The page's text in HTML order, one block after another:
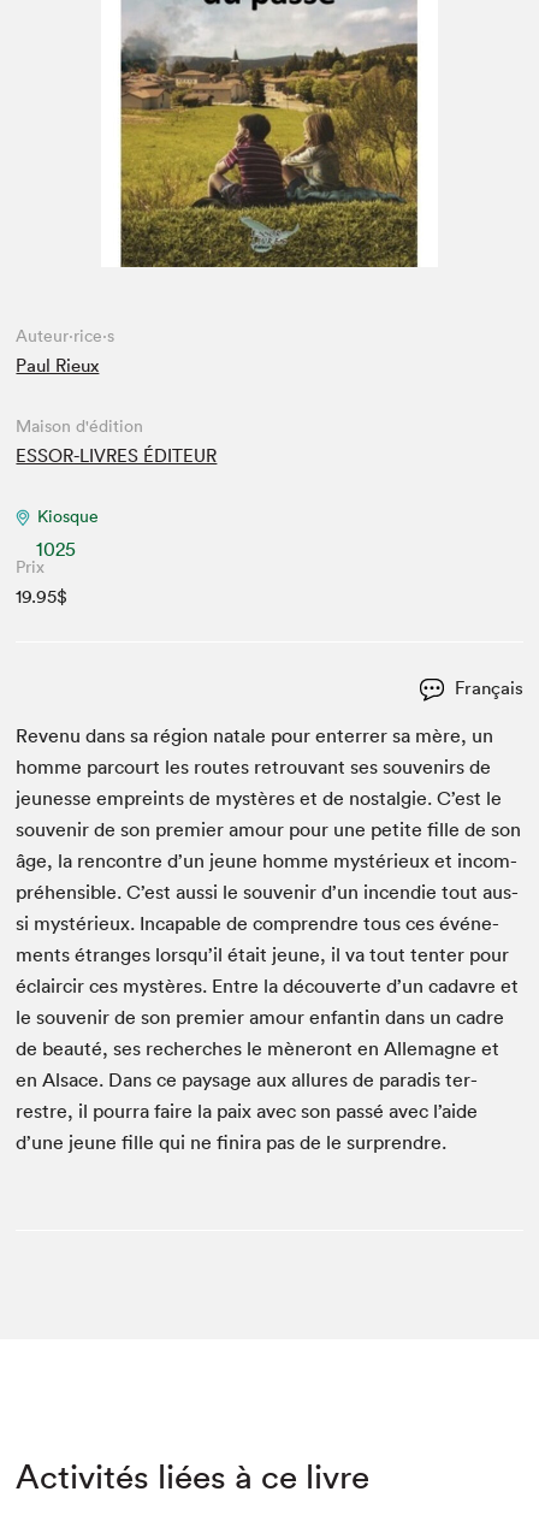
Espace enseignant·e·s
Espace pro
Auteur·rice·s
Paul Rieux
Maison d'édition
ESSOR-LIVRES ÉDITEUR
Kiosque
1025
Prix
19.95$
Français
Revenu dans sa région natale pour enter­rer sa mère, un
homme par­court les routes retrou­vant ses sou­venirs de
jeunesse empreints de mys­tères et de nos­tal­gie. C’est le
sou­venir de son pre­mier amour pour une petite fille de son
âge, la ren­con­tre d’un jeune homme mys­térieux et incom­
préhen­si­ble. C’est aus­si le sou­venir d’un incendie tout aus­
si mys­térieux. Inca­pable de com­pren­dre tous ces événe­
ments étranges lorsqu’il était jeune, il va tout ten­ter pour
éclair­cir ces mys­tères. Entre la décou­verte d’un cadavre et
le sou­venir de son pre­mier amour enfan­tin dans un cadre
de beauté, ses recherch­es le mèneront en Alle­magne et
en Alsace. Dans ce paysage aux allures de par­adis ter­
restre, il pour­ra faire la paix avec son passé avec l’aide
d’une jeune fille qui ne fini­ra pas de le surprendre.
Activités liées à ce livre